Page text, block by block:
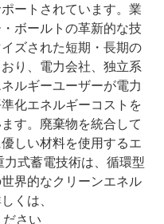
ートされています。業
ボールトの革新的な技
ズされた短期・長期の
り、電力会社、独立系
ルギーユーザーが電力
化エネルギーコストを
す。廃棄物を統合して
しい材料を使用するエ
式蓄電技術は、循環型
界的なクリーンエネル
くは、
ださい